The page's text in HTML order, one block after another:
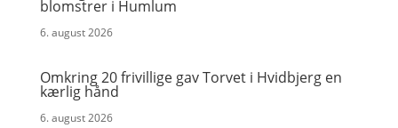
blomstrer i Humlum
6. august 2026
Omkring 20 frivillige gav Torvet i Hvidbjerg en
kærlig hånd
6. august 2026